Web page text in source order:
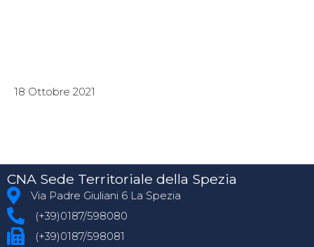
18 Ottobre 2021
CNA Sede Territoriale della Spezia
Via Padre Giuliani 6 La Spezia
(+39)0187/598080
(+39)0187/598081